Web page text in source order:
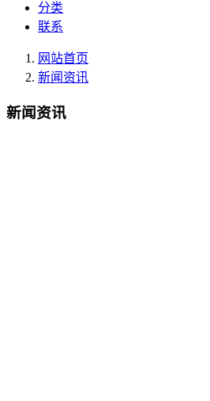
分类
联系
网站首页
新闻资讯
新闻资讯